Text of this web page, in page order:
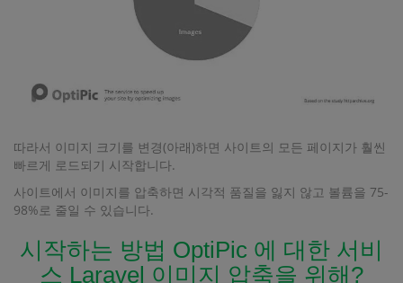
따라서 이미지 크기를 변경(아래)하면 사이트의 모든 페이지가 훨씬
빠르게 로드되기 시작합니다.
사이트에서 이미지를 압축하면 시각적 품질을 잃지 않고 볼륨을 75-
98%로 줄일 수 있습니다.
시작하는 방법 OptiPic 에 대한 서비
스 Laravel 이미지 압축을 위해?